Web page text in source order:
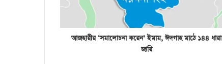
আজহারীর ‘সমালোচনা করেন’ ইমাম, ঈদগাহ মাঠে ১৪৪ ধারা
জারি